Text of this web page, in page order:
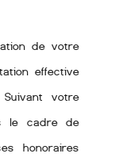
de votre
effective
votre
le cadre de
honoraires